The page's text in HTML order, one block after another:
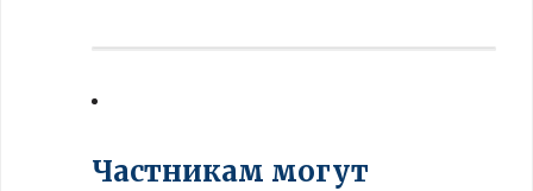
Частникам могут